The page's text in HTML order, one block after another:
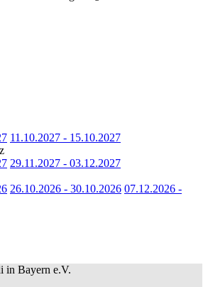
11.10.2027 - 15.10.2027
29.11.2027 - 03.12.2027
26.10.2026 - 30.10.2026 07.12.2026 -
in Bayern e.V.